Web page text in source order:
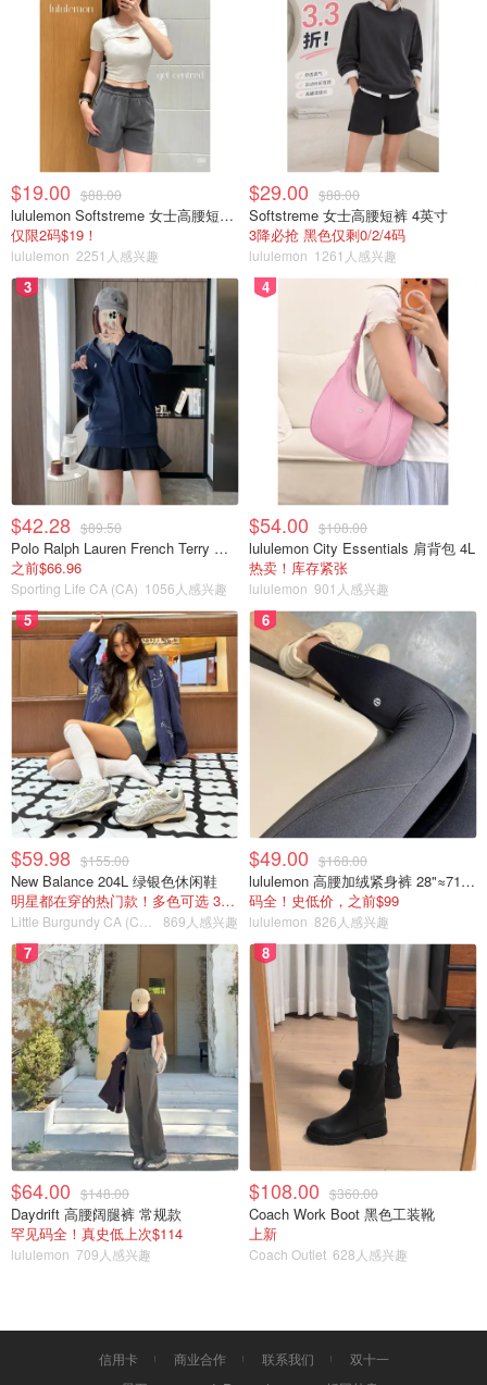
谁说英国买不到好用的日式护肤品？
喜欢黛珂的宝宝也可以在英国轻松GET哦~
Cosme Decorte 黛珂
$19.00 $88.00
lululemon Softstreme 女士高腰短裤 10cm
仅限2码$19！
lululemon 2251人感兴趣
$29.00 $88.00
Softstreme 女士高腰短裤 4英寸
3降必抢 黑色仅剩0/2/4码
lululemon 1261人感兴趣
3
$42.28 $89.50
Polo Ralph Lauren French Terry 女童连帽卫衣 7-16码
之前$66.96
Sporting Life CA (CA) 1056人感兴趣
4
$54.00 $108.00
lululemon City Essentials 肩背包 4L
热卖！库存紧张
lululemon 901人感兴趣
5
$59.98 $155.00
New Balance 204L 绿银色休闲鞋
明星都在穿的热门款！多色可选 3.8折
869人感兴趣
6
$49.00 $168.00
lululemon 高腰加绒紧身裤 28"≈71cm 5个口袋
码全！史低价，之前$99
lululemon 826人感兴趣
7
$64.00 $148.00
Daydrift 高腰阔腿裤 常规款
罕见码全！真史低上次$114
lululemon 709人感兴趣
8
$108.00 $360.00
Coach Work Boot 黑色工装靴
上新
Coach Outlet 628人感兴趣
信用卡 商业合作 联系我们
双十一